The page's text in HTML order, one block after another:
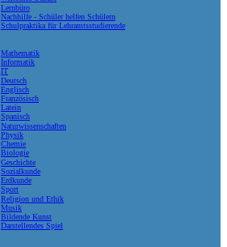
Lernbüro
Nachhilfe - Schüler helfen Schülern
Schulpraktika für Lehramtsstudierende
Mathematik
Informatik
IT
Deutsch
Englisch
Französisch
Latein
Spanisch
Naturwissenschaften
Physik
Chemie
Biologie
Geschichte
Sozialkunde
Erdkunde
Sport
Religion und Ethik
Musik
Bildende Kunst
Darstellendes Spiel